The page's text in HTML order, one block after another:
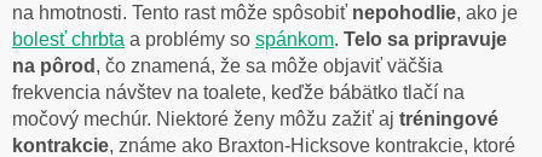
na hmotnosti. Tento rast môže spôsobiť nepohodlie, ako je
bolesť chrbta a problémy so spánkom. Telo sa pripravuje
na pôrod , čo znamená, že sa môže objaviť väčšia
frekvencia návštev na toalete, keďže bábätko tlačí na
močový mechúr. Niektoré ženy môžu zažiť aj tréningové
kontrakcie, známe ako Braxton-Hicksove kontrakcie, ktoré